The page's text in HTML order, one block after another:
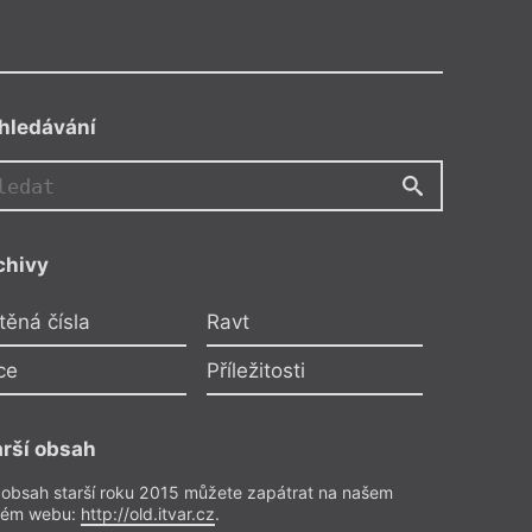
LM
Kucbelová
si na Trenčín? /
Deti v daždi. Kalendár na
Libor Magdoň
předplatitele
čísla Ravt
Příležitosti
obsah
starší roku 2015 můžete zapátrat na našem
webu: http://old.itvar.cz.